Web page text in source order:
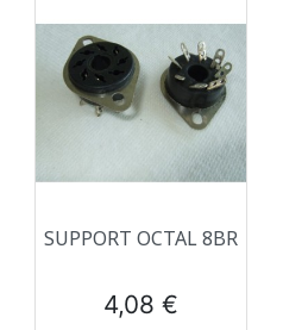
SUPPORT OCTAL 8BR
Prix
4,08 €